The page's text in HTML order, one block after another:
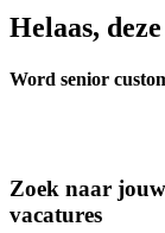
Helaas,
Word senior
Zoek naar
vacatures